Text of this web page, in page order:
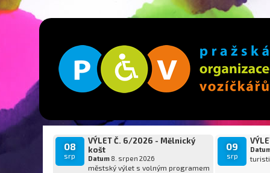
08
srp
VÝLET Č. 6/2026 - Mělnický
košt
Datum8. srpen 2026
městský výlet s volným programem
09
srp